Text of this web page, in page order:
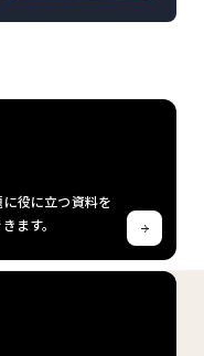
役に立つ資料を
ます。